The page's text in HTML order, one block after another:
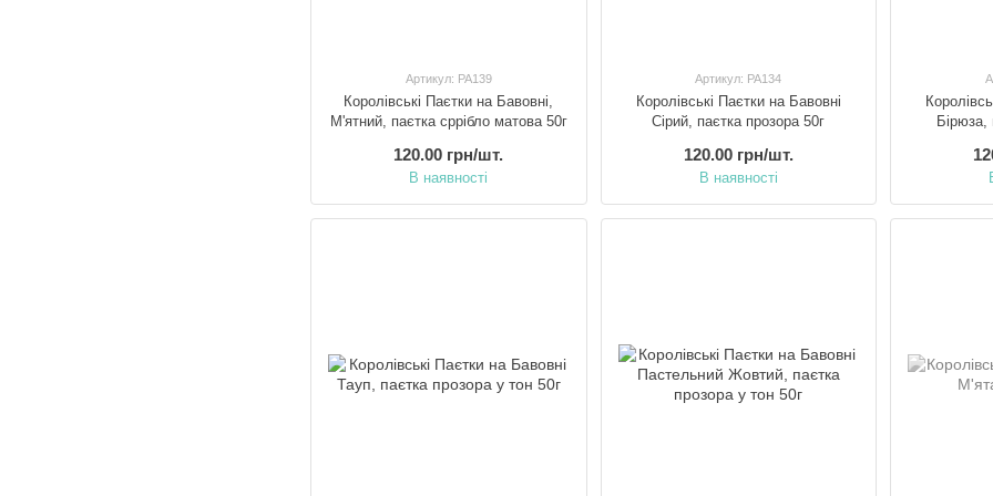
Артикул: PA139
Королівські Паєтки на Бавовні,
М'ятний, паєтка сррібло матова 50г
120.00 грн/шт.
В наявності
Артикул: PA134
Королівські Паєтки на Бавовні
Сірий, паєтка прозора 50г
120.00 грн/шт.
В наявності
Бірюза,